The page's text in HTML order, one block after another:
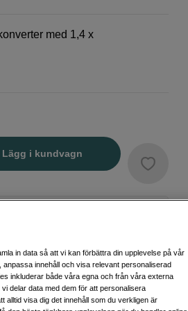
med 1,4 x
Lägg i kundvagn
totalt 9 651 SEK, effektiv ränta 10,45 %
du inte kan betala tillbaka skulden i tid
Det kan leda till svårigheter att få hyra
få nya lån. För stöd, vänd dig till budget-
Kontaktuppgifter finns på
ny flik)
in data så att vi kan förbättra din upplevelse på vår
innehåll och visa relevant personaliserad
inkluderar både våra egna och från våra externa
delar data med dem för att personalisera
alltid visa dig det innehåll som du verkligen är